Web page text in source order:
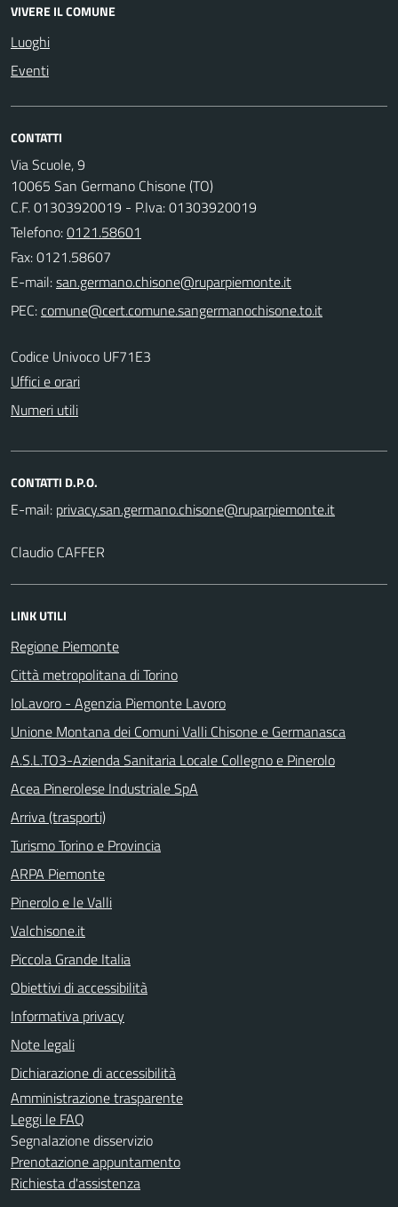
VIVERE IL COMUNE
Luoghi
Eventi
CONTATTI
Via Scuole, 9
10065 San Germano Chisone (TO)
C.F. 01303920019 - P.Iva: 01303920019
Telefono:0121.58601
Fax: 0121.58607
E-mail:
PEC:
Codice Univoco UF71E3
Uffici e orari
Numeri utili
CONTATTI D.P.O.
E-mail:
Claudio CAFFER
LINK UTILI
Regione Piemonte
Città metropolitana di Torino
IoLavoro - Agenzia Piemonte Lavoro
Unione Montana dei Comuni Valli Chisone e Germanasca
A.S.L.TO3-Azienda Sanitaria Locale Collegno e Pinerolo
Acea Pinerolese Industriale SpA
Arriva (trasporti)
Turismo Torino e Provincia
ARPA Piemonte
Pinerolo e le Valli
Valchisone.it
Piccola Grande Italia
Obiettivi di accessibilità
Informativa privacy
Note legali
Dichiarazione di accessibilità
Amministrazione trasparente
Leggi le FAQ
Segnalazione disservizio
Prenotazione appuntamento
Richiesta d'assistenza